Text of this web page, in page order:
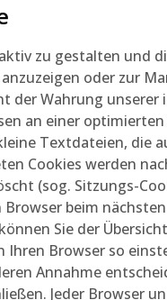
zu gestalten und
oder zur
der Wahrung
an einer
Textdateien,
Cookies werden
(sog. Sitzungs-
beim
Sie der
Browser so
Annahme
Jeder Browser